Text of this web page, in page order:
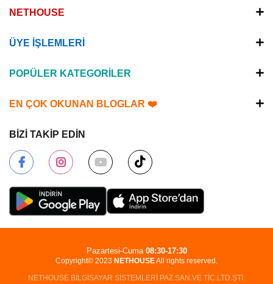
NETHOUSE
ÜYE İŞLEMLERİ
POPÜLER KATEGORİLER
EN ÇOK OKUNAN BLOGLAR ❤️
BİZİ TAKİP EDİN
Copyright© 2023 NETHOUSEAll rights reserved.
NETHOUSE BİLGİSAYAR SİSTEMLERİ PAZ.SAN.VE TİC.LTD.ŞTİ.
Pazartesi-Cuma 08:30-17:30